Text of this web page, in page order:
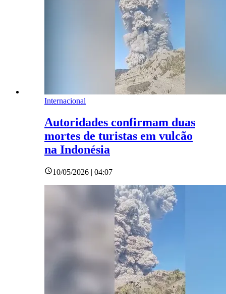
Internacional
Autoridades confirmam duas
mortes de turistas em vulcão
na Indonésia
10/05/2026 | 04:07